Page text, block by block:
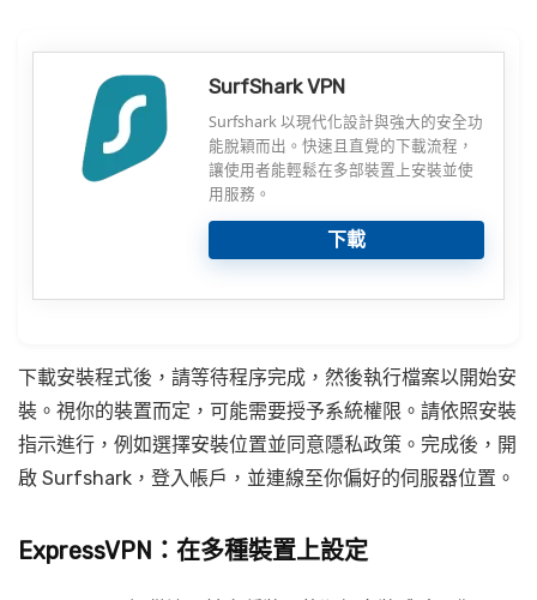
SurfShark VPN
Surfshark 以現代化設計與強大的安全功
能脫穎而出。快速且直覺的下載流程，
讓使用者能輕鬆在多部裝置上安裝並使
用服務。
下載
下載安裝程式後，請等待程序完成，然後執行檔案以開始安
裝。視你的裝置而定，可能需要授予系統權限。請依照安裝
指示進行，例如選擇安裝位置並同意隱私政策。完成後，開
啟 Surfshark，登入帳戶，並連線至你偏好的伺服器位置。
ExpressVPN：在多種裝置上設定